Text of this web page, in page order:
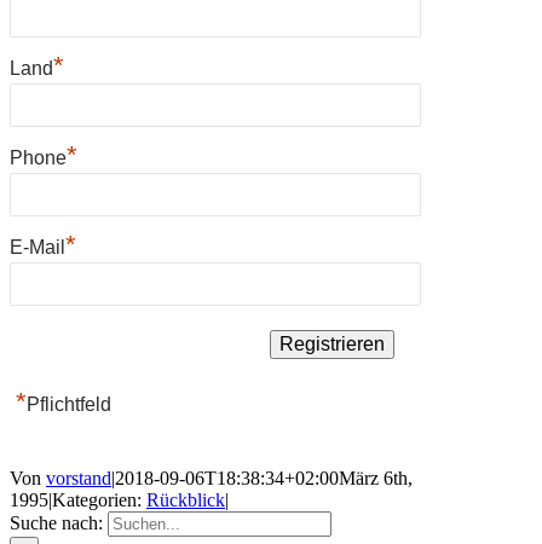
Land*
Phone*
E-Mail *
*Pflichtfeld
Von vorstand|2018-09-06T18:38:34+02:00März 6th,
1995|Kategorien: Rückblick|
Suche nach: